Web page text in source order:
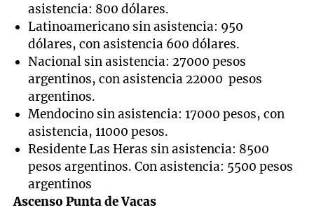
asistencia: 800 dólares.
Latinoamericano sin asistencia: 950
dólares, con asistencia 600 dólares.
Nacional sin asistencia: 27000 pesos
argentinos, con asistencia 22000 pesos
argentinos.
Mendocino sin asistencia: 17000 pesos, con
asistencia, 11000 pesos.
Residente Las Heras sin asistencia: 8500
pesos argentinos. Con asistencia: 5500 pesos
argentinos
Ascenso Punta de Vacas